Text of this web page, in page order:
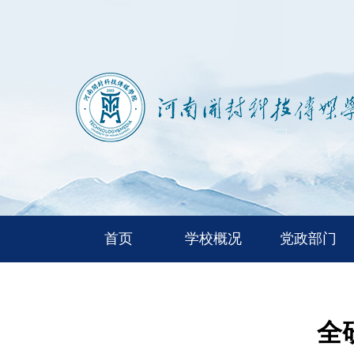
首页 学校概况 党政部门
全